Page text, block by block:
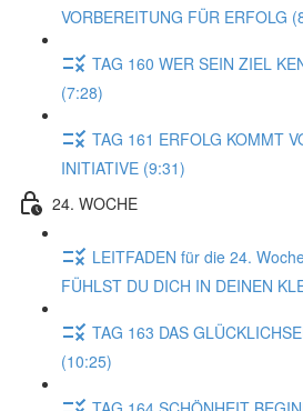
VORBEREITUNG FÜR ERFOLG
TAG 160 WER SEIN ZIEL
(7:28)
TAG 161 ERFOLG KOMMT
INITIATIVE (9:31)
24. WOCHE
LEITFADEN für die 24.
FÜHLST DU DICH IN DEINEN
TAG 163 DAS
(10:25)